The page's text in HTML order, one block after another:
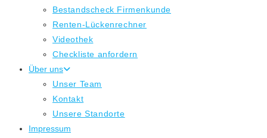
Bestandscheck Firmenkunde
Renten-Lückenrechner
Videothek
Checkliste anfordern
Über uns
Unser Team
Kontakt
Unsere Standorte
Impressum